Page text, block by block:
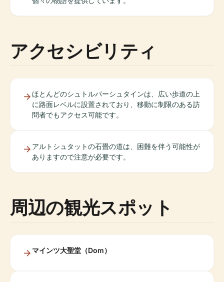
アクセシビリティ
ほとんどのシュトルパーシュタインは、広い歩道の上
に路面レベルに設置されており、移動に制限のある訪
問者でもアクセス可能です。
アルトシュタットの石畳の道は、困難を伴う可能性が
ありますので注意が必要です。
周辺の観光スポット
マインツ大聖堂（Dom）